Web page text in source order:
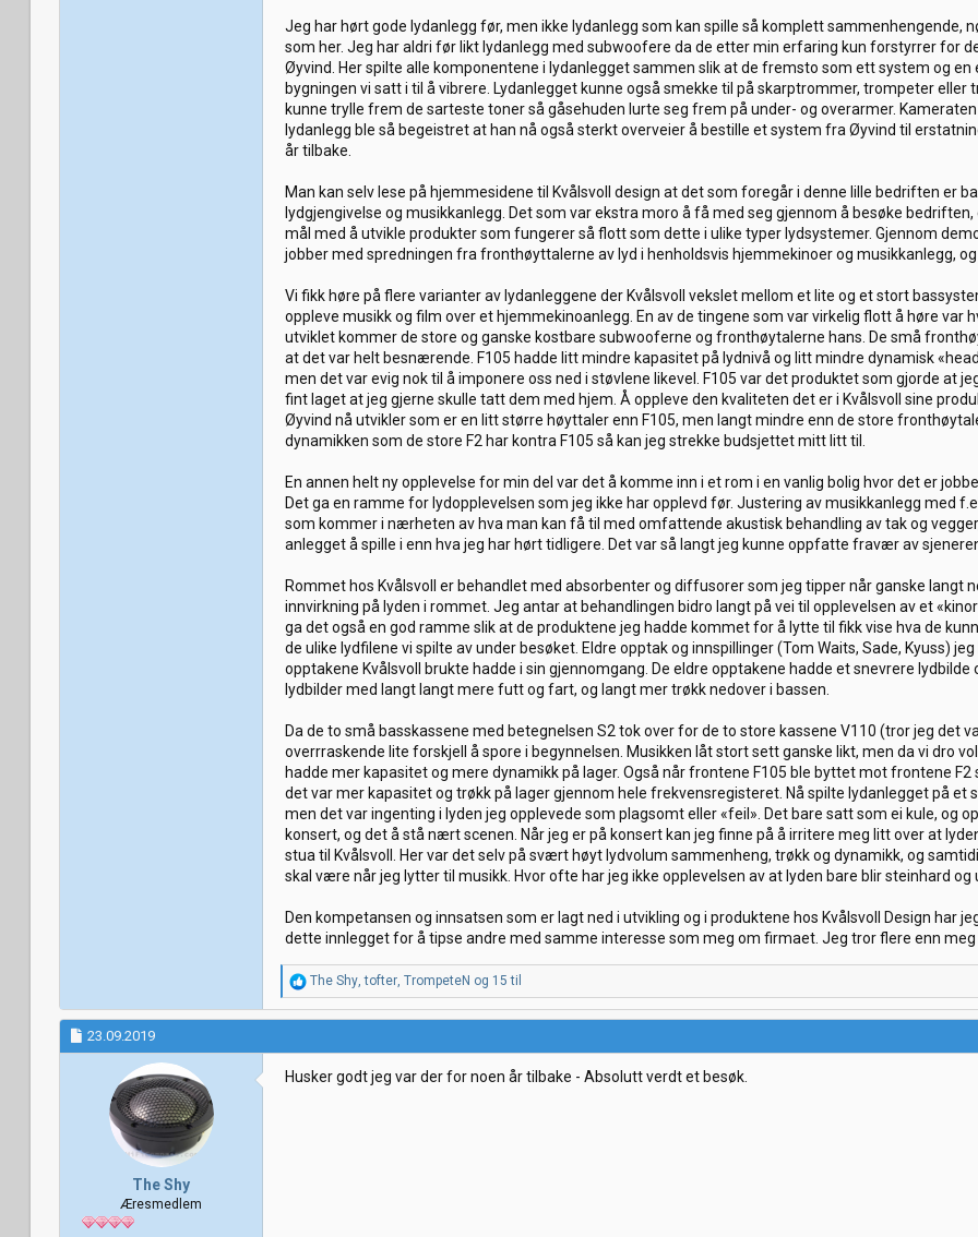
Jeg har hørt gode lydanlegg før, men ikke lydanlegg som kan spille så komplett sammenhengende,
som her. Jeg har aldri før likt lydanlegg med subwoofere da de etter min erfaring kun forstyrrer for
Øyvind. Her spilte alle komponentene i lydanlegget sammen slik at de fremsto som ett system og
bygningen vi satt i til å vibrere. Lydanlegget kunne også smekke til på skarptrommer, trompeter
kunne trylle frem de sarteste toner så gåsehuden lurte seg frem på under- og overarmer.
lydanlegg ble så begeistret at han nå også sterkt overveier å bestille et system fra Øyvind til
år tilbake.
Man kan selv lese på hjemmesidene til Kvålsvoll design at det som foregår i denne lille bedriften er
lydgjengivelse og musikkanlegg. Det som var ekstra moro å få med seg gjennom å besøke
mål med å utvikle produkter som fungerer så flott som dette i ulike typer lydsystemer. Gjennom
jobber med spredningen fra fronthøyttalerne av lyd i henholdsvis hjemmekinoer og musikkanlegg,
Vi fikk høre på flere varianter av lydanleggene der Kvålsvoll vekslet mellom et lite og et stort
oppleve musikk og film over et hjemmekinoanlegg. En av de tingene som var virkelig flott å høre
utviklet kommer de store og ganske kostbare subwooferne og fronthøytalerne hans. De små
at det var helt besnærende. F105 hadde litt mindre kapasitet på lydnivå og litt mindre dynamisk
men det var evig nok til å imponere oss ned i støvlene likevel. F105 var det produktet som gjorde at
fint laget at jeg gjerne skulle tatt dem med hjem. Å oppleve den kvaliteten det er i Kvålsvoll sine
Øyvind nå utvikler som er en litt større høyttaler enn F105, men langt mindre enn de store
dynamikken som de store F2 har kontra F105 så kan jeg strekke budsjettet mitt litt til.
En annen helt ny opplevelse for min del var det å komme inn i et rom i en vanlig bolig hvor det er
Det ga en ramme for lydopplevelsen som jeg ikke har opplevd før. Justering av musikkanlegg med
som kommer i nærheten av hva man kan få til med omfattende akustisk behandling av tak og
anlegget å spille i enn hva jeg har hørt tidligere. Det var så langt jeg kunne oppfatte fravær av
Rommet hos Kvålsvoll er behandlet med absorbenter og diffusorer som jeg tipper når ganske langt
innvirkning på lyden i rommet. Jeg antar at behandlingen bidro langt på vei til opplevelsen av et
ga det også en god ramme slik at de produktene jeg hadde kommet for å lytte til fikk vise hva de
de ulike lydfilene vi spilte av under besøket. Eldre opptak og innspillinger (Tom Waits, Sade, Kyuss)
opptakene Kvålsvoll brukte hadde i sin gjennomgang. De eldre opptakene hadde et snevrere
lydbilder med langt langt mere futt og fart, og langt mer trøkk nedover i bassen.
Da de to små basskassene med betegnelsen S2 tok over for de to store kassene V110 (tror jeg det
overrraskende lite forskjell å spore i begynnelsen. Musikken låt stort sett ganske likt, men da vi dro
hadde mer kapasitet og mere dynamikk på lager. Også når frontene F105 ble byttet mot frontene
det var mer kapasitet og trøkk på lager gjennom hele frekvensregisteret. Nå spilte lydanlegget på et
men det var ingenting i lyden jeg opplevede som plagsomt eller «feil». Det bare satt som ei kule, og
konsert, og det å stå nært scenen. Når jeg er på konsert kan jeg finne på å irritere meg litt over at
stua til Kvålsvoll. Her var det selv på svært høyt lydvolum sammenheng, trøkk og dynamikk, og
skal være når jeg lytter til musikk. Hvor ofte har jeg ikke opplevelsen av at lyden bare blir steinhard
Den kompetansen og innsatsen som er lagt ned i utvikling og i produktene hos Kvålsvoll Design har
dette innlegget for å tipse andre med samme interesse som meg om firmaet. Jeg tror flere enn
R
e
a
s
j
o
The Shy,tofter, TrompeteN og 15 til
23.09.2019
The Shy
Æresmedlem
Husker godt jeg var der for noen år tilbake - Absolutt verdt et besøk.